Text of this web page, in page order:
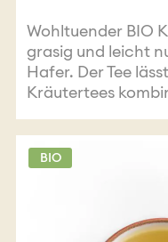
Wohltuender BIO
grasig und leicht
Hafer. Der Tee
Kräutertees
BIO